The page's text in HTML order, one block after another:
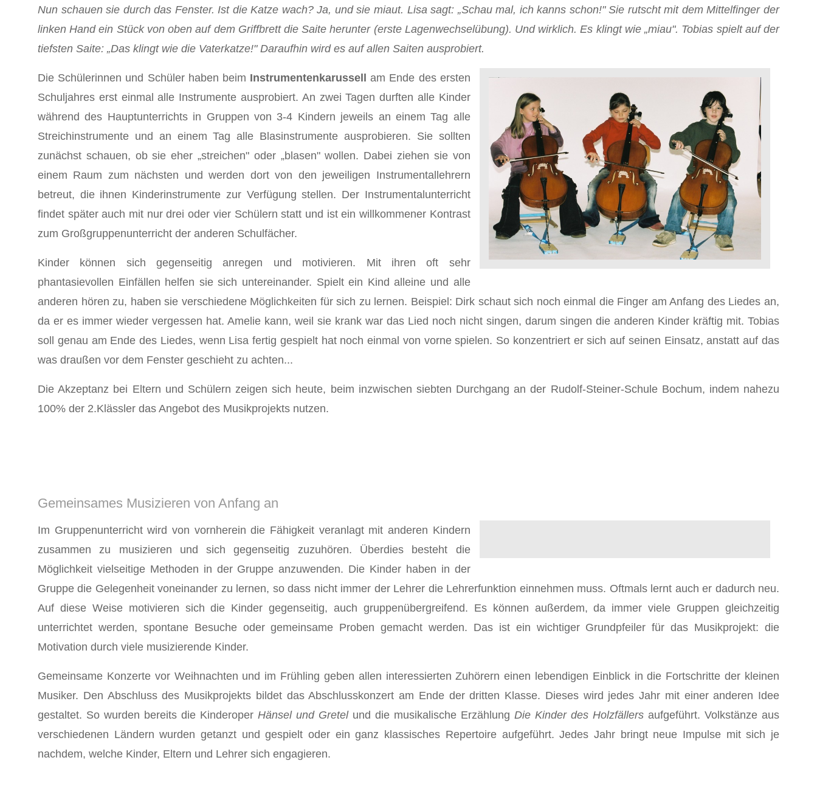
Nun schauen sie durch das Fenster. Ist die Katze wach? Ja, und sie miaut. Lisa sagt: „Schau mal, ich kanns schon!" Sie rutscht mit dem Mittelfinger der
linken Hand ein Stück von oben auf dem Griffbrett die Saite herunter (erste Lagenwechselübung). Und wirklich. Es klingt wie „miau". Tobias spielt auf der
tiefsten Saite: „Das klingt wie die Vaterkatze!" Daraufhin wird es auf allen Saiten ausprobiert.
Die Schülerinnen und Schüler haben beim Instrumentenkarussell
am Ende des ersten
Schuljahres erst einmal alle Instrumente ausprobiert. An zwei Tagen durften alle Kinder
während des Hauptunterrichts in Gruppen von 3-4 Kindern jeweils an einem Tag alle
Streichinstrumente und an einem Tag alle Blasinstrumente ausprobieren. Sie sollten
zunächst schauen, ob sie eher „streichen" oder „blasen" wollen. Dabei ziehen sie von
einem Raum zum nächsten und werden dort von den jeweiligen Instrumentallehrern
betreut, die ihnen Kinderinstrumente zur Verfügung stellen. Der Instrumentalunterricht
findet später auch mit nur drei oder vier Schülern statt und ist ein willkommener Kontrast
zum Großgruppenunterricht der anderen Schulfächer.
Kinder können sich gegenseitig anregen und motivieren. Mit ihren oft sehr
phantasievollen Einfällen helfen sie sich untereinander. Spielt ein Kind alleine und alle
anderen hören zu, haben sie verschiedene Möglichkeiten für sich zu lernen. Beispiel: Dirk schaut sich noch einmal die Finger am Anfang des Liedes an,
da er es immer wieder vergessen hat. Amelie kann, weil sie krank war das Lied noch nicht singen, darum singen die anderen Kinder kräftig mit. Tobias
soll genau am Ende des Liedes, wenn Lisa fertig gespielt hat noch einmal von vorne spielen. So konzentriert er sich auf seinen Einsatz, anstatt auf das
was draußen vor dem Fenster geschieht zu achten...
Die Akzeptanz bei Eltern und Schülern zeigen sich heute, beim inzwischen siebten Durchgang an der Rudolf-Steiner-Schule Bochum, indem nahezu
100% der 2.Klässler das Angebot des Musikprojekts nutzen.
Gemeinsames Musizieren von Anfang an
Im Gruppenunterricht wird von vornherein die Fähigkeit veranlagt mit anderen Kindern
zusammen zu musizieren und sich gegenseitig zuzuhören. Überdies besteht die
Möglichkeit vielseitige Methoden in der Gruppe anzuwenden. Die Kinder haben in der
Gruppe die Gelegenheit voneinander zu lernen, so dass nicht immer der Lehrer die Lehrerfunktion einnehmen muss. Oftmals lernt auch er dadurch neu.
Auf diese Weise motivieren sich die Kinder gegenseitig, auch gruppenübergreifend. Es können außerdem, da immer viele Gruppen gleichzeitig
unterrichtet werden, spontane Besuche oder gemeinsame Proben gemacht werden. Das ist ein wichtiger Grundpfeiler für das Musikprojekt: die
Motivation durch viele musizierende Kinder.
Gemeinsame Konzerte vor Weihnachten und im Frühling geben allen interessierten Zuhörern einen lebendigen Einblick in die Fortschritte der kleinen
Musiker. Den Abschluss des Musikprojekts bildet das Abschlusskonzert am Ende der dritten Klasse. Dieses wird jedes Jahr mit einer anderen Idee
gestaltet. So wurden bereits die Kinderoper Hänsel und Gretel und die musikalische Erzählung Die Kinder des Holzfällers aufgeführt. Volkstänze aus
verschiedenen Ländern wurden getanzt und gespielt oder ein ganz klassisches Repertoire aufgeführt. Jedes Jahr bringt neue Impulse mit sich je
nachdem, welche Kinder, Eltern und Lehrer sich engagieren.